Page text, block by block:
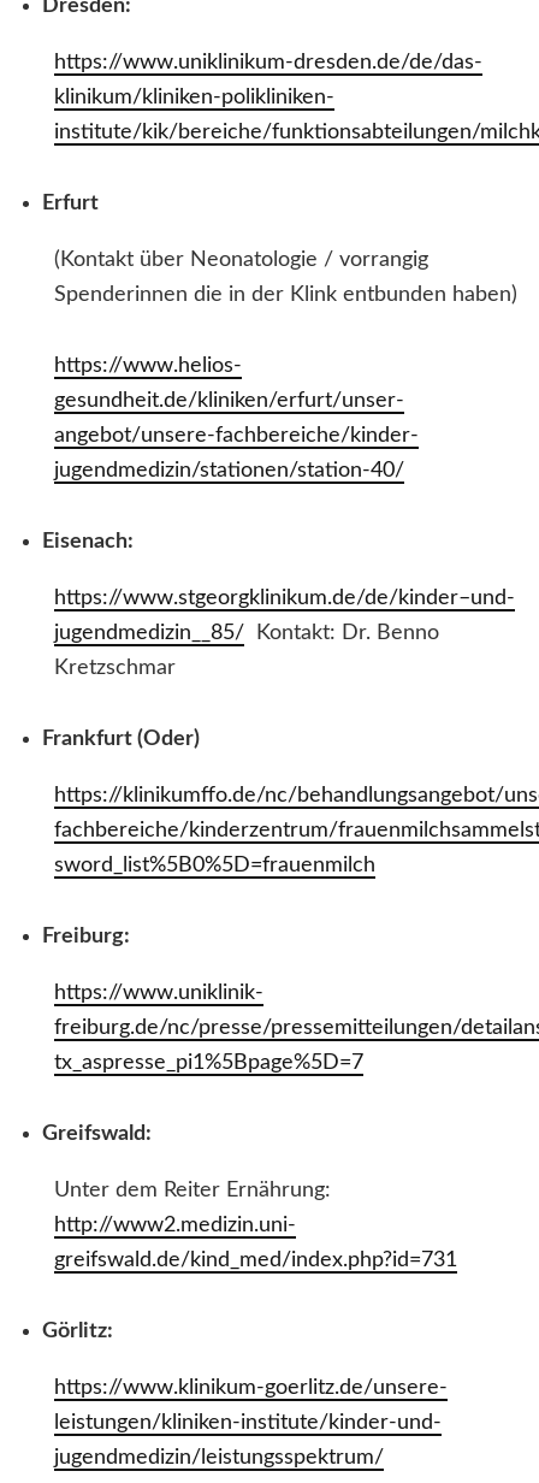
Dresden:
https://www.uniklinikum-dresden.de/de/das-
klinikum/kliniken-polikliniken-
institute/kik/bereiche/funktionsabteilungen/
Erfurt
(Kontakt über Neonatologie / vorrangig
Spenderinnen die in der Klink entbunden haben)
https://www.helios-
gesundheit.de/kliniken/erfurt/unser-
angebot/unsere-fachbereiche/kinder-
jugendmedizin/stationen/station-40/
Eisenach:
https://www.stgeorgklinikum.de/de/kinder–und-
jugendmedizin__85/ Kontakt: Dr. Benno
Kretzschmar
Frankfurt (Oder)
https://klinikumffo.de/nc/behandlungsangebot/
fachbereiche/kinderzentrum/
sword_list%5B0%5D=frauenmilch
Freiburg:
https://www.uniklinik-
freiburg.de/nc/presse/pressemitteilungen/
tx_aspresse_pi1%5Bpage%5D=7
Greifswald:
Unter dem Reiter Ernährung:
http://www2.medizin.uni-
greifswald.de/kind_med/index.php?id=731
Görlitz:
https://www.klinikum-goerlitz.de/unsere-
leistungen/kliniken-institute/kinder-und-
jugendmedizin/leistungsspektrum/